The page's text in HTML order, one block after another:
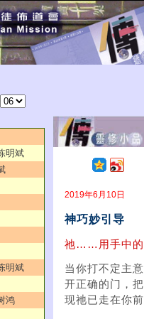
明斌
明斌
鸿
2019年6月10日
神巧妙引导
祂……用手中的
当你打不定主
开正确的门，
现祂已走在你